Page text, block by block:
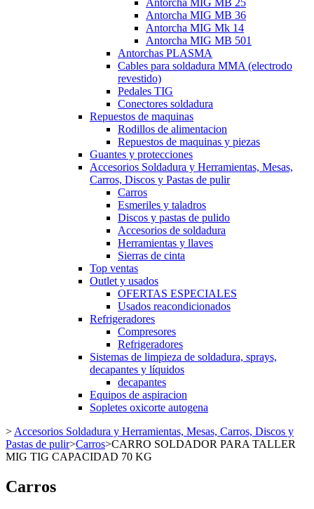
Antorcha MIG MB 25
Antorcha MIG MB 36
Antorcha MIG Mk 14
Antorcha MIG MB 501
Antorchas PLASMA
Cables para soldadura MMA (electrodo
revestido)
Pedales TIG
Conectores soldadura
Repuestos de maquinas
Rodillos de alimentacion
Repuestos de maquinas y piezas
Guantes y protecciones
Accesorios Soldadura y Herramientas, Mesas,
Carros, Discos y Pastas de pulir
Carros
Esmeriles y taladros
Discos y pastas de pulido
Accesorios de soldadura
Herramientas y llaves
Sierras de cinta
Top ventas
Outlet y usados
OFERTAS ESPECIALES
Usados reacondicionados
Refrigeradores
Compresores
Refrigeradores
Sistemas de limpieza de soldadura, sprays,
decapantes y líquidos
decapantes
Equipos de aspiracion
Sopletes oxicorte autogena
> Accesorios Soldadura y Herramientas, Mesas, Carros, Discos y
Pastas de pulir>Carros>CARRO SOLDADOR PARA TALLER
MIG TIG CAPACIDAD 70 KG
Carros